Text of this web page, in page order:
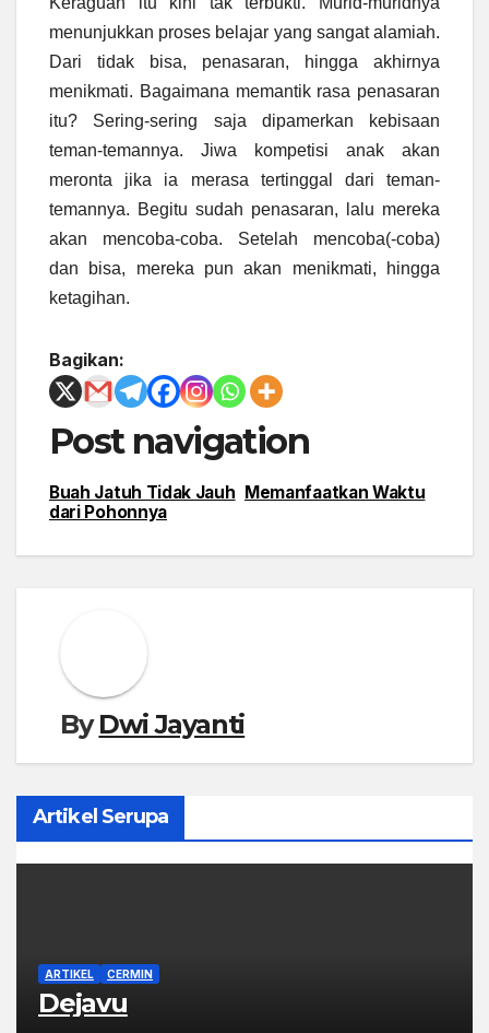
menunjukkan proses belajar yang sangat alamiah.
Dari tidak bisa, penasaran, hingga akhirnya
menikmati. Bagaimana memantik rasa penasaran
itu? Sering-sering saja dipamerkan kebisaan
teman-temannya. Jiwa kompetisi anak akan
meronta jika ia merasa tertinggal dari teman-
temannya. Begitu sudah penasaran, lalu mereka
akan mencoba-coba. Setelah mencoba(-coba)
dan bisa, mereka pun akan menikmati, hingga
ketagihan.
Bagikan:
Post navigation
Memanfaatkan Waktu
Buah Jatuh Tidak Jauh
dari Pohonnya
ByDwi Jayanti
Artikel Serupa
ARTIKEL CERMIN
Dejavu